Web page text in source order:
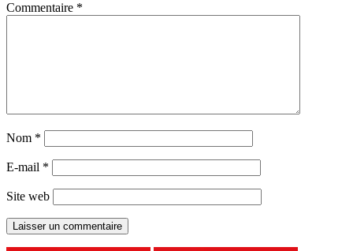
Commentaire *
Nom *
E-mail *
Site web